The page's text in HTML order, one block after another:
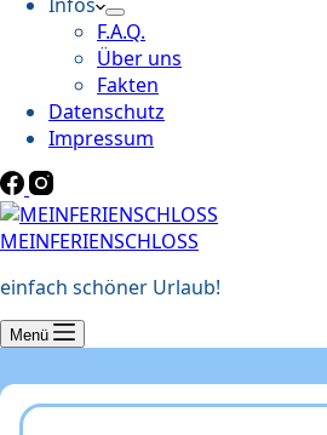
F.A.Q.
Über uns
Fakten
Datenschutz
Impressum
MEINFERIENSCHLOSS
einfach schöner Urlaub!
Menü